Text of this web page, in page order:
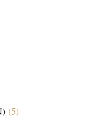
(5)